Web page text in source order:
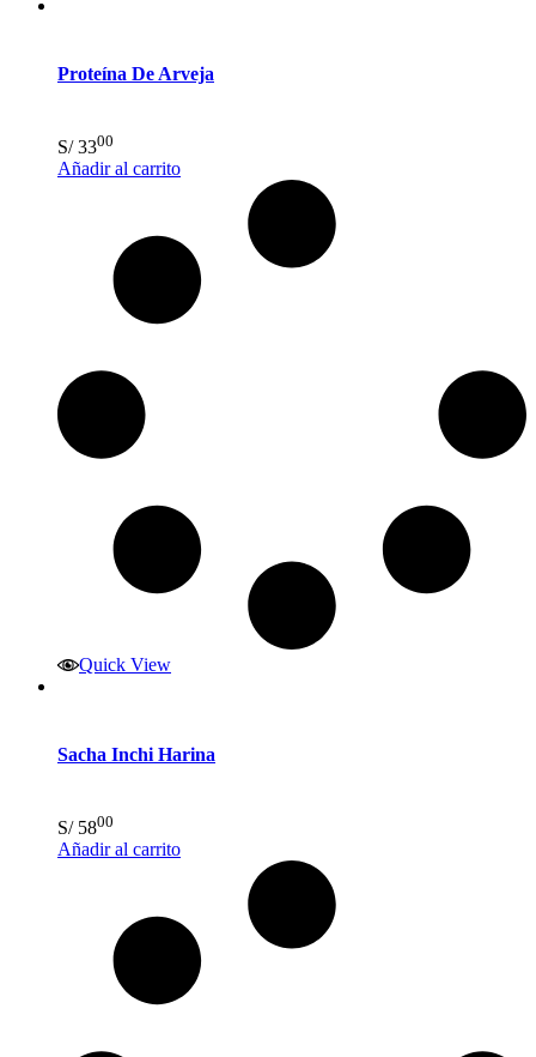
Proteína De Arveja
S/3300
Añadir al carrito
Quick View
Sacha Inchi Harina
S/5800
Añadir al carrito